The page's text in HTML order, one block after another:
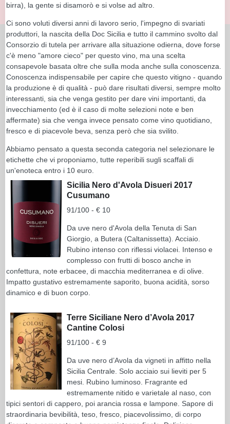
birra), la gente si disamorò e si volse ad altro.
Ci sono voluti diversi anni di lavoro serio, l'impegno di svariati
produttori, la nascita della Doc Sicilia e tutto il cammino svolto dal
Consorzio di tutela per arrivare alla situazione odierna, dove forse
c'è meno "amore cieco" per questo vino, ma una scelta
consapevole basata oltre che sulla moda anche sulla conoscenza.
Conoscenza indispensabile per capire che questo vitigno - quando
la produzione è di qualità - può dare risultati diversi, sempre molto
interessanti, sia che venga gestito per dare vini importanti, da
invecchiamento (ed è il caso di molte selezioni note e ben
affermate) sia che venga invece pensato come vino quotidiano,
fresco e di piacevole beva, senza però che sia svilito.
Abbiamo pensato a questa seconda categoria nel selezionare le
etichette che vi proponiamo, tutte reperibili sugli scaffali di
un'enoteca entro i 10 euro.
Sicilia Nero d'Avola Disueri 2017
Cusumano
91/100 - € 10
Da uve nero d'Avola della Tenuta di San
Giorgio, a Butera (Caltanissetta). Acciaio.
Rubino intenso con riflessi violacei. Intenso e
complesso con frutti di bosco anche in
confettura, note erbacee, di macchia mediterranea e di olive.
Impatto gustativo estremamente saporito, buona acidità, sorso
dinamico e di buon corpo.
Terre Siciliane Nero d’Avola 2017
Cantine Colosi
91/100 - € 9
Da uve nero d’Avola da vigneti in affitto nella
Sicilia Centrale. Solo acciaio sui lieviti per 5
mesi. Rubino luminoso. Fragrante ed
estremamente nitido e varietale al naso, con
tipici sentori di cappero, poi arancia rossa e lampone. Sapore di
straordinaria bevibilità, teso, fresco, piacevolissimo, di corpo